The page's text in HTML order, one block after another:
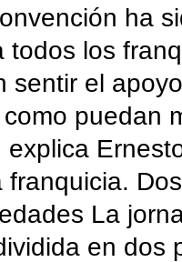
ha
todos los
sentir el
puedan
franquicia.
La
en dos